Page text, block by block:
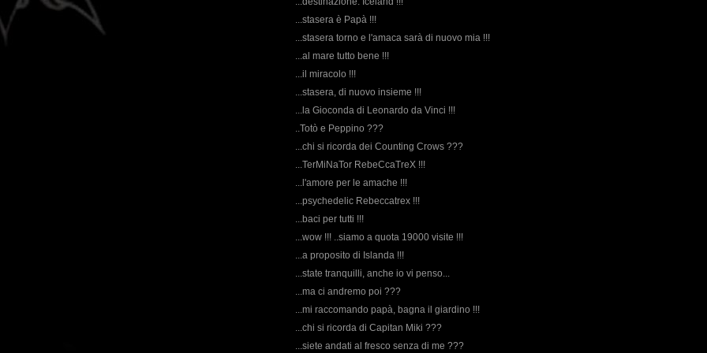
...stasera è Papà !!!
...stasera torno e l'amaca sarà di nuovo mia !!!
...al mare tutto bene !!!
...il miracolo !!!
...stasera, di nuovo insieme !!!
...la Gioconda di Leonardo da Vinci !!!
..Totò e Peppino ???
...chi si ricorda dei Counting Crows ???
...TerMiNaTor RebeCcaTreX !!!
...l'amore per le amache !!!
...psychedelic Rebeccatrex !!!
...baci per tutti !!!
...wow !!! ..siamo a quota 19000 visite !!!
...a proposito di Islanda !!!
...state tranquilli, anche io vi penso...
...ma ci andremo poi ???
...mi raccomando papà, bagna il giardino !!!
...chi si ricorda di Capitan Miki ???
...siete andati al fresco senza di me ???